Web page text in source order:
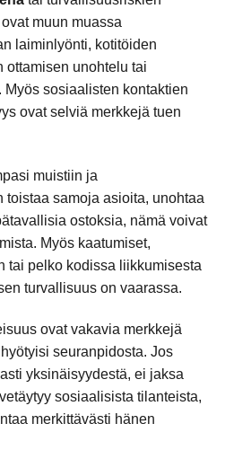
muun muassa
laiminlyönti, kotitöiden
ottamisen unohtelu tai
sosiaalisten kontaktien
ovat selviä merkkejä tuen
muistiin ja
toistaa samoja asioita, unohtaa
ostoksia, nämä voivat
Myös kaatumiset,
tai pelko kodissa liikkumisesta
turvallisuus on vaarassa.
ovat vakavia merkkejä
seuranpidosta. Jos
yksinäisyydestä, ei jaksa
sosiaalisista tilanteista,
merkittävästi hänen